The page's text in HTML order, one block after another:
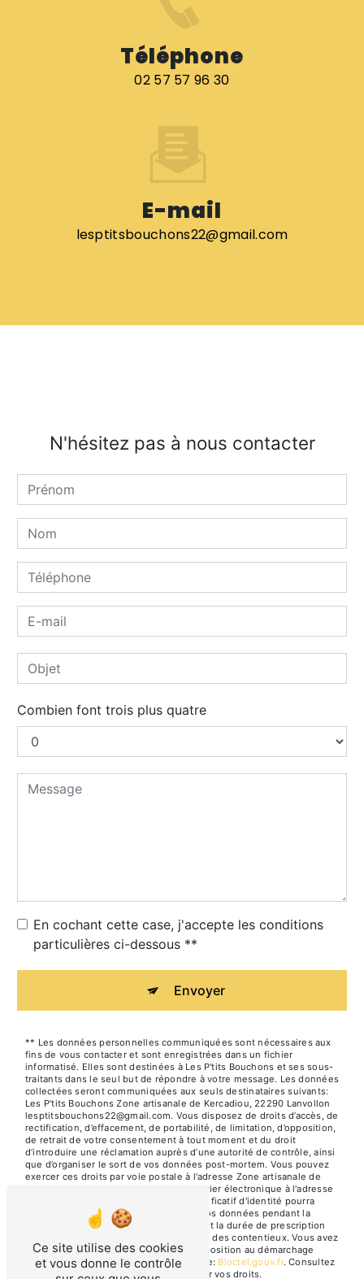
Téléphone
02 57 57 96 30
E-mail
lesptitsbouchons22@gmail.com
N'hésitez pas à nous contacter
Combien font trois plus quatre
En cochant cette case, j'accepte les conditions
particulières ci-dessous **
Envoyer
** Les données personnelles communiquées sont nécessaires aux
fins de vous contacter et sont enregistrées dans un fichier
informatisé. Elles sont destinées à Les P'tits Bouchons et ses sous-
traitants dans le seul but de répondre à votre message. Les données
collectées seront communiquées aux seuls destinataires suivants:
Les P'tits Bouchons Zone artisanale de Kercadiou, 22290 Lanvollon
lesptitsbouchons22@gmail.com. Vous disposez de droits d’accès, de
rectification, d’effacement, de portabilité, de limitation, d’opposition,
de retrait de votre consentement à tout moment et du droit
d’introduire une réclamation auprès d’une autorité de contrôle, ainsi
que d’organiser le sort de vos données post-mortem. Vous pouvez
exercer ces droits par voie postale à l'adresse Zone artisanale de
Kercadiou, 22290 Lanvollon ou par courrier électronique à l'adresse
lesptitsbouchons22@gmail.com. Un justificatif d'identité pourra
vous être demandé. Nous conservons vos données pendant la
période de prise de contact puis pendant la durée de prescription
légale aux fins probatoires et de gestion des contentieux. Vous avez
le droit de vous inscrire sur la liste d'opposition au démarchage
téléphonique, disponible à cette adresse: Bloctel.gouv.fr. Consultez
le site cnil.fr pour plus d’informations sur vos droits.
Ce site utilise des cookies
et vous donne le contrôle